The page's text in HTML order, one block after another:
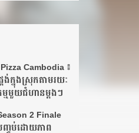
Cambodia ៖
ង់​ក្នុង​ស្រុក​តាមរយៈ​
ម្ម​មួយ​ជំហាន​ម្តងៗ​
2 Finale
ញ្ចប់ដោយភាព